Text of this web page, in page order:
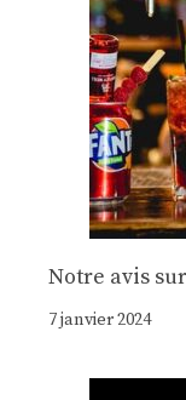
Notre avis
7 janvier 2024